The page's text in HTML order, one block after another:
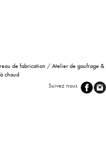
de fabrication /Atelier de gaufrage &
chaud
Suivez nous